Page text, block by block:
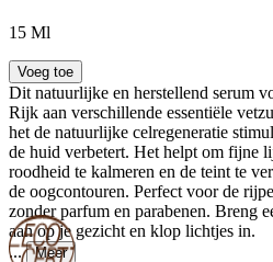
15 Ml
Voeg toe
Dit natuurlijke en herstellend serum
Rijk aan verschillende essentiële
het de natuurlijke celregeneratie
de huid verbetert. Het helpt om fijne
roodheid te kalmeren en de teint te
de oogcontouren. Perfect voor de
zonder parfum en parabenen. Breng
aan op je gezicht en klop lichtjes in.
... Meer